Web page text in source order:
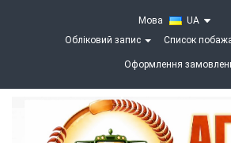
Мова
UA
Обліковий запис
Список
Оформлення